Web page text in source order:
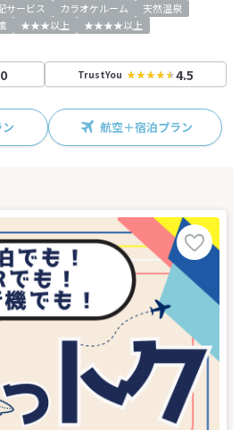
サービス カラオケルーム
天然温泉
★★★以上
★★★★以上
TrustYou 4.5
航空＋宿泊プラン